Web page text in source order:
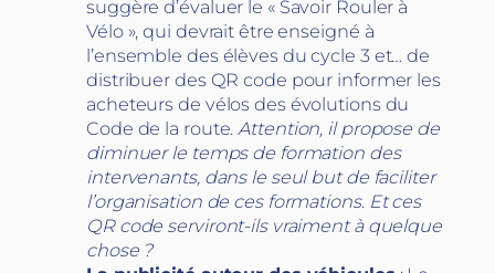
suggère d’évaluer le « Savoir Rouler à
Vélo », qui devrait être enseigné à
l’ensemble des élèves du cycle 3 et… de
distribuer des QR code pour informer les
acheteurs de vélos des évolutions du
Code de la route.Attention, il propose de
diminuer le temps de formation des
intervenants, dans le seul but de faciliter
l’organisation de ces formations.Et ces
QR code serviront-ils vraiment à quelque
chose ?